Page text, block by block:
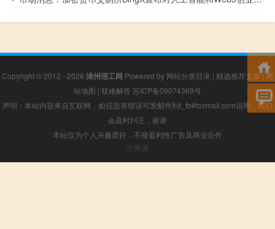
Copyright © 2012 - 2026 漳州理工网 Powered by 网站分类目录 | 精选推荐文章|网
站地图 | 疑难解答 苏ICP备09074369号
声明：本站内容来自互联网，如信息有错误可发邮件到f_fb#foxmail.com说明，我们
会及时纠正，谢谢
本站仅为个人兴趣爱好，不接盈利性广告及商业合作
小男孩